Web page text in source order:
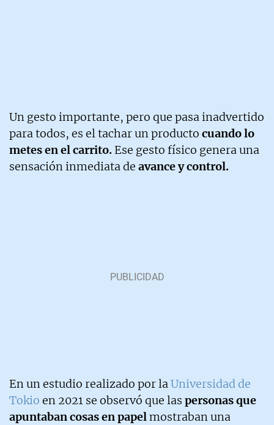
Un gesto importante, pero que pasa inadvertido
para todos, es el tachar un producto cuando lo
metes en el carrito. Ese gesto físico genera una
sensación inmediata de avance y control.
En un estudio realizado por laUniversidad de
Tokio en 2021 se observó que las personas que
apuntaban cosas en papelmostraban una